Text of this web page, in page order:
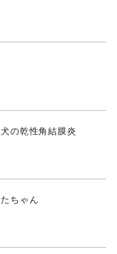
の乾性角結膜炎
ちゃん